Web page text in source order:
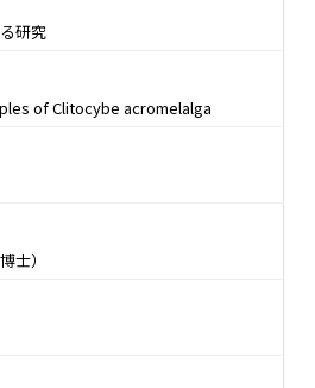
研究
of Clitocybe acromelalga
士）